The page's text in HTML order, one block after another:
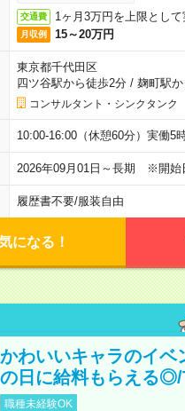
交通費 1ヶ月3万円を上限とし
月収例 15～20万円
東京都千代田区
四ツ谷駅から徒歩2分/ 麹町駅
コンサルタント・シンクタンク
10:00-16:00（休憩60分）実働5
2026年09月01日～長期 ※開
履歴書不要/服装自由
になる！
わいいキャラのイ
日に給料もらえる◎/
職種未経験OK